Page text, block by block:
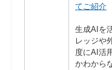
てご紹介
生成AIを
レッジや
度にAI活
かわから